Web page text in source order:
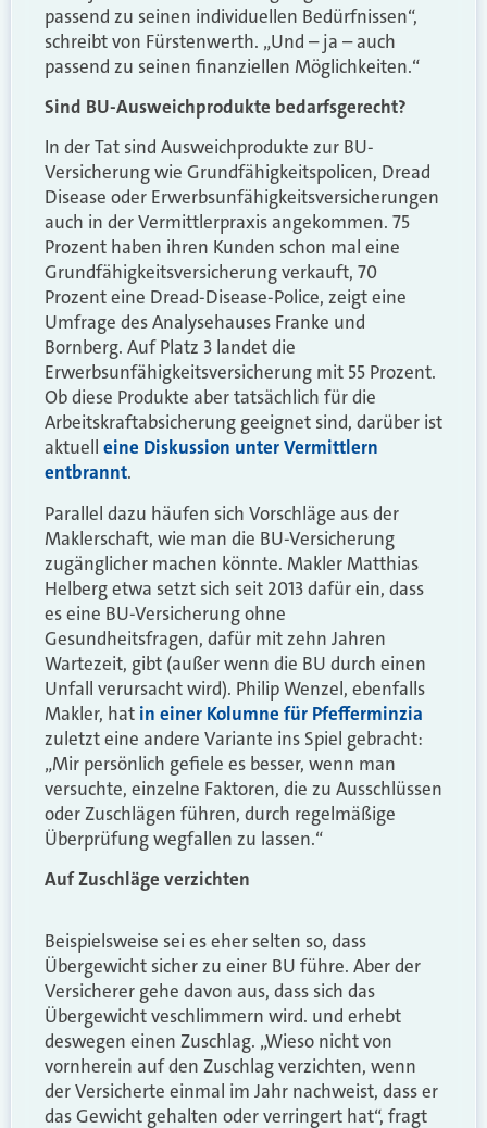
passend zu seinen individuellen Bedürfnissen“,
schreibt von Fürstenwerth. „Und – ja – auch
passend zu seinen finanziellen Möglichkeiten.“
Sind BU-Ausweichprodukte bedarfsgerecht?
In der Tat sind Ausweichprodukte zur BU-
Versicherung wie Grundfähigkeitspolicen, Dread
Disease oder Erwerbsunfähigkeitsversicherungen
auch in der Vermittlerpraxis angekommen. 75
Prozent haben ihren Kunden schon mal eine
Grundfähigkeitsversicherung verkauft, 70
Prozent eine Dread-Disease-Police, zeigt eine
Umfrage des Analysehauses Franke und
Bornberg. Auf Platz 3 landet die
Erwerbsunfähigkeitsversicherung mit 55 Prozent.
Ob diese Produkte aber tatsächlich für die
Arbeitskraftabsicherung geeignet sind, darüber ist
aktuell eine Diskussion unter Vermittlern
entbrannt.
Parallel dazu häufen sich Vorschläge aus der
Maklerschaft, wie man die BU-Versicherung
zugänglicher machen könnte. Makler Matthias
Helberg etwa setzt sich seit 2013 dafür ein, dass
es eine BU-Versicherung ohne
Gesundheitsfragen, dafür mit zehn Jahren
Wartezeit, gibt (außer wenn die BU durch einen
Unfall verursacht wird). Philip Wenzel, ebenfalls
Makler, hat in einer Kolumne für Pfefferminzia
zuletzt eine andere Variante ins Spiel gebracht:
„Mir persönlich gefiele es besser, wenn man
versuchte, einzelne Faktoren, die zu Ausschlüssen
oder Zuschlägen führen, durch regelmäßige
Überprüfung wegfallen zu lassen.“
Auf Zuschläge verzichten
Beispielsweise sei es eher selten so, dass
Übergewicht sicher zu einer BU führe. Aber der
Versicherer gehe davon aus, dass sich das
Übergewicht veschlimmern wird. und erhebt
deswegen einen Zuschlag. „Wieso nicht von
vornherein auf den Zuschlag verzichten, wenn
der Versicherte einmal im Jahr nachweist, dass er
das Gewicht gehalten oder verringert hat“, fragt